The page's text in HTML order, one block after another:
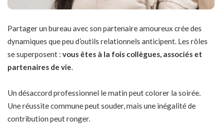
Partager un bureau avec son partenaire amoureux crée des
dynamiques que peu d’outils relationnels anticipent. Les rôles
se superposent : vous êtes à la fois collègues, associés et
partenaires de vie.
Un désaccord professionnel le matin peut colorer la soirée.
Une réussite commune peut souder, mais une inégalité de
contribution peut ronger.